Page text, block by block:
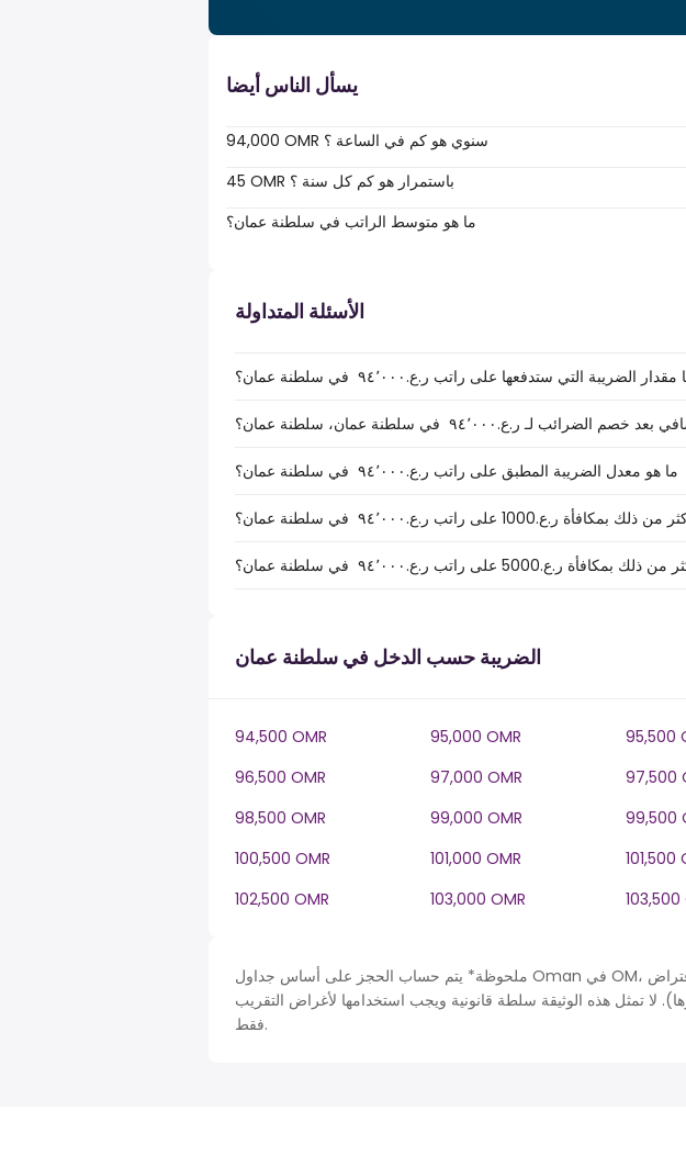
يسأل الناس أيضا
94,000 OMR سنوي هو كم في الساعة ؟
45 OMR باستمرار هو كم كل سنة ؟
ما هو متوسط الراتب في سلطنة عمان؟
الأسئلة المتداولة
مقدار الضريبة التي ستدفعها على راتب ر.ع.‏٩٤٬٠٠٠ ‏ في سلطنة عمان؟
لـ ر.ع.‏٩٤٬٠٠٠ ‏ في سلطنة عمان، سلطنة عمان؟
ما هو معدل الضريبة المطبق على راتب ر.ع.‏٩٤٬٠٠٠ ‏ في سلطنة عمان؟
ر.ع.1000 على راتب ر.ع.‏٩٤٬٠٠٠ ‏ في سلطنة عمان؟
على راتب ر.ع.‏٩٤٬٠٠٠ ‏ في سلطنة عمان؟
الضريبة حسب الدخل في سلطنة عمان
94,500 OMR 95,000 OMR 95,500
96,500 OMR
97,000 OMR 97,500
98,500 OMR
99,000 OMR 99,500
100,500 OMR
101,000 OMR 101,500
102,500 OMR
103,000 OMR 103,500
ملحوظة* يتم حساب الحجز على أساس جداول Oman في OM، ضريبة دخل سنة. لأغراض التبسيط تم افتراض
لا تمثل هذه الوثيقة سلطة قانونية ويجب استخدامها لأغراض التقريب
فقط.